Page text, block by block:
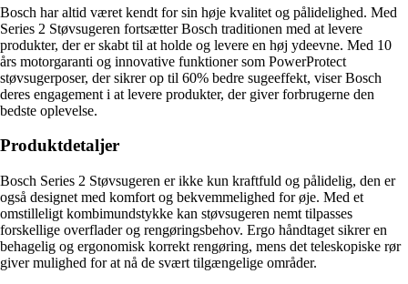
Bosch har altid været kendt for sin høje kvalitet og pålidelighed. Med
Series 2 Støvsugeren fortsætter Bosch traditionen med at levere
produkter, der er skabt til at holde og levere en høj ydeevne. Med 10
års motorgaranti og innovative funktioner som PowerProtect
støvsugerposer, der sikrer op til 60% bedre sugeeffekt, viser Bosch
deres engagement i at levere produkter, der giver forbrugerne den
bedste oplevelse.
Produktdetaljer
Bosch Series 2 Støvsugeren er ikke kun kraftfuld og pålidelig, den er
også designet med komfort og bekvemmelighed for øje. Med et
omstilleligt kombimundstykke kan støvsugeren nemt tilpasses
forskellige overflader og rengøringsbehov. Ergo håndtaget sikrer en
behagelig og ergonomisk korrekt rengøring, mens det teleskopiske rør
giver mulighed for at nå de svært tilgængelige områder.